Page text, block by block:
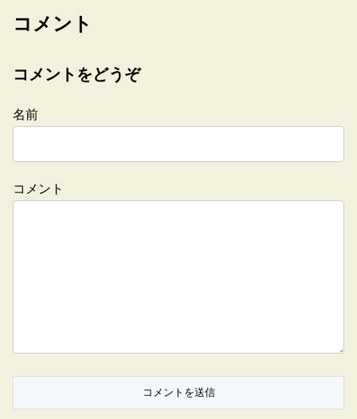
コメント
コメントをどうぞ
名前
コメント